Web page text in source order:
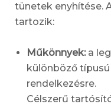
tünetek enyhítése.
tartozik:
Műkönnyek:a
különböző
rendelkezésre.
Célszerű